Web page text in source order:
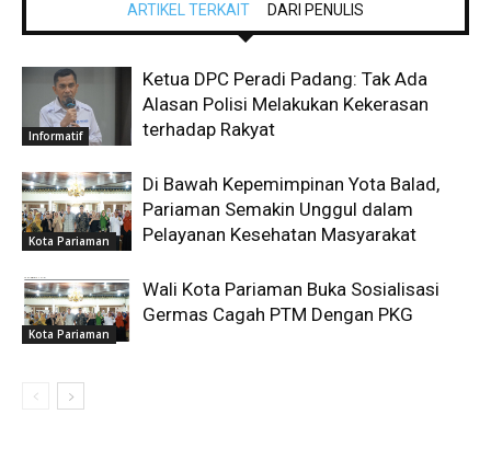
ARTIKEL TERKAIT DARI PENULIS
Informatif
Ketua DPC Peradi Padang: Tak Ada
Alasan Polisi Melakukan Kekerasan
terhadap Rakyat
Kota Pariaman
Di Bawah Kepemimpinan Yota Balad,
Pariaman Semakin Unggul dalam
Pelayanan Kesehatan Masyarakat
Kota Pariaman
Wali Kota Pariaman Buka Sosialisasi
Germas Cagah PTM Dengan PKG